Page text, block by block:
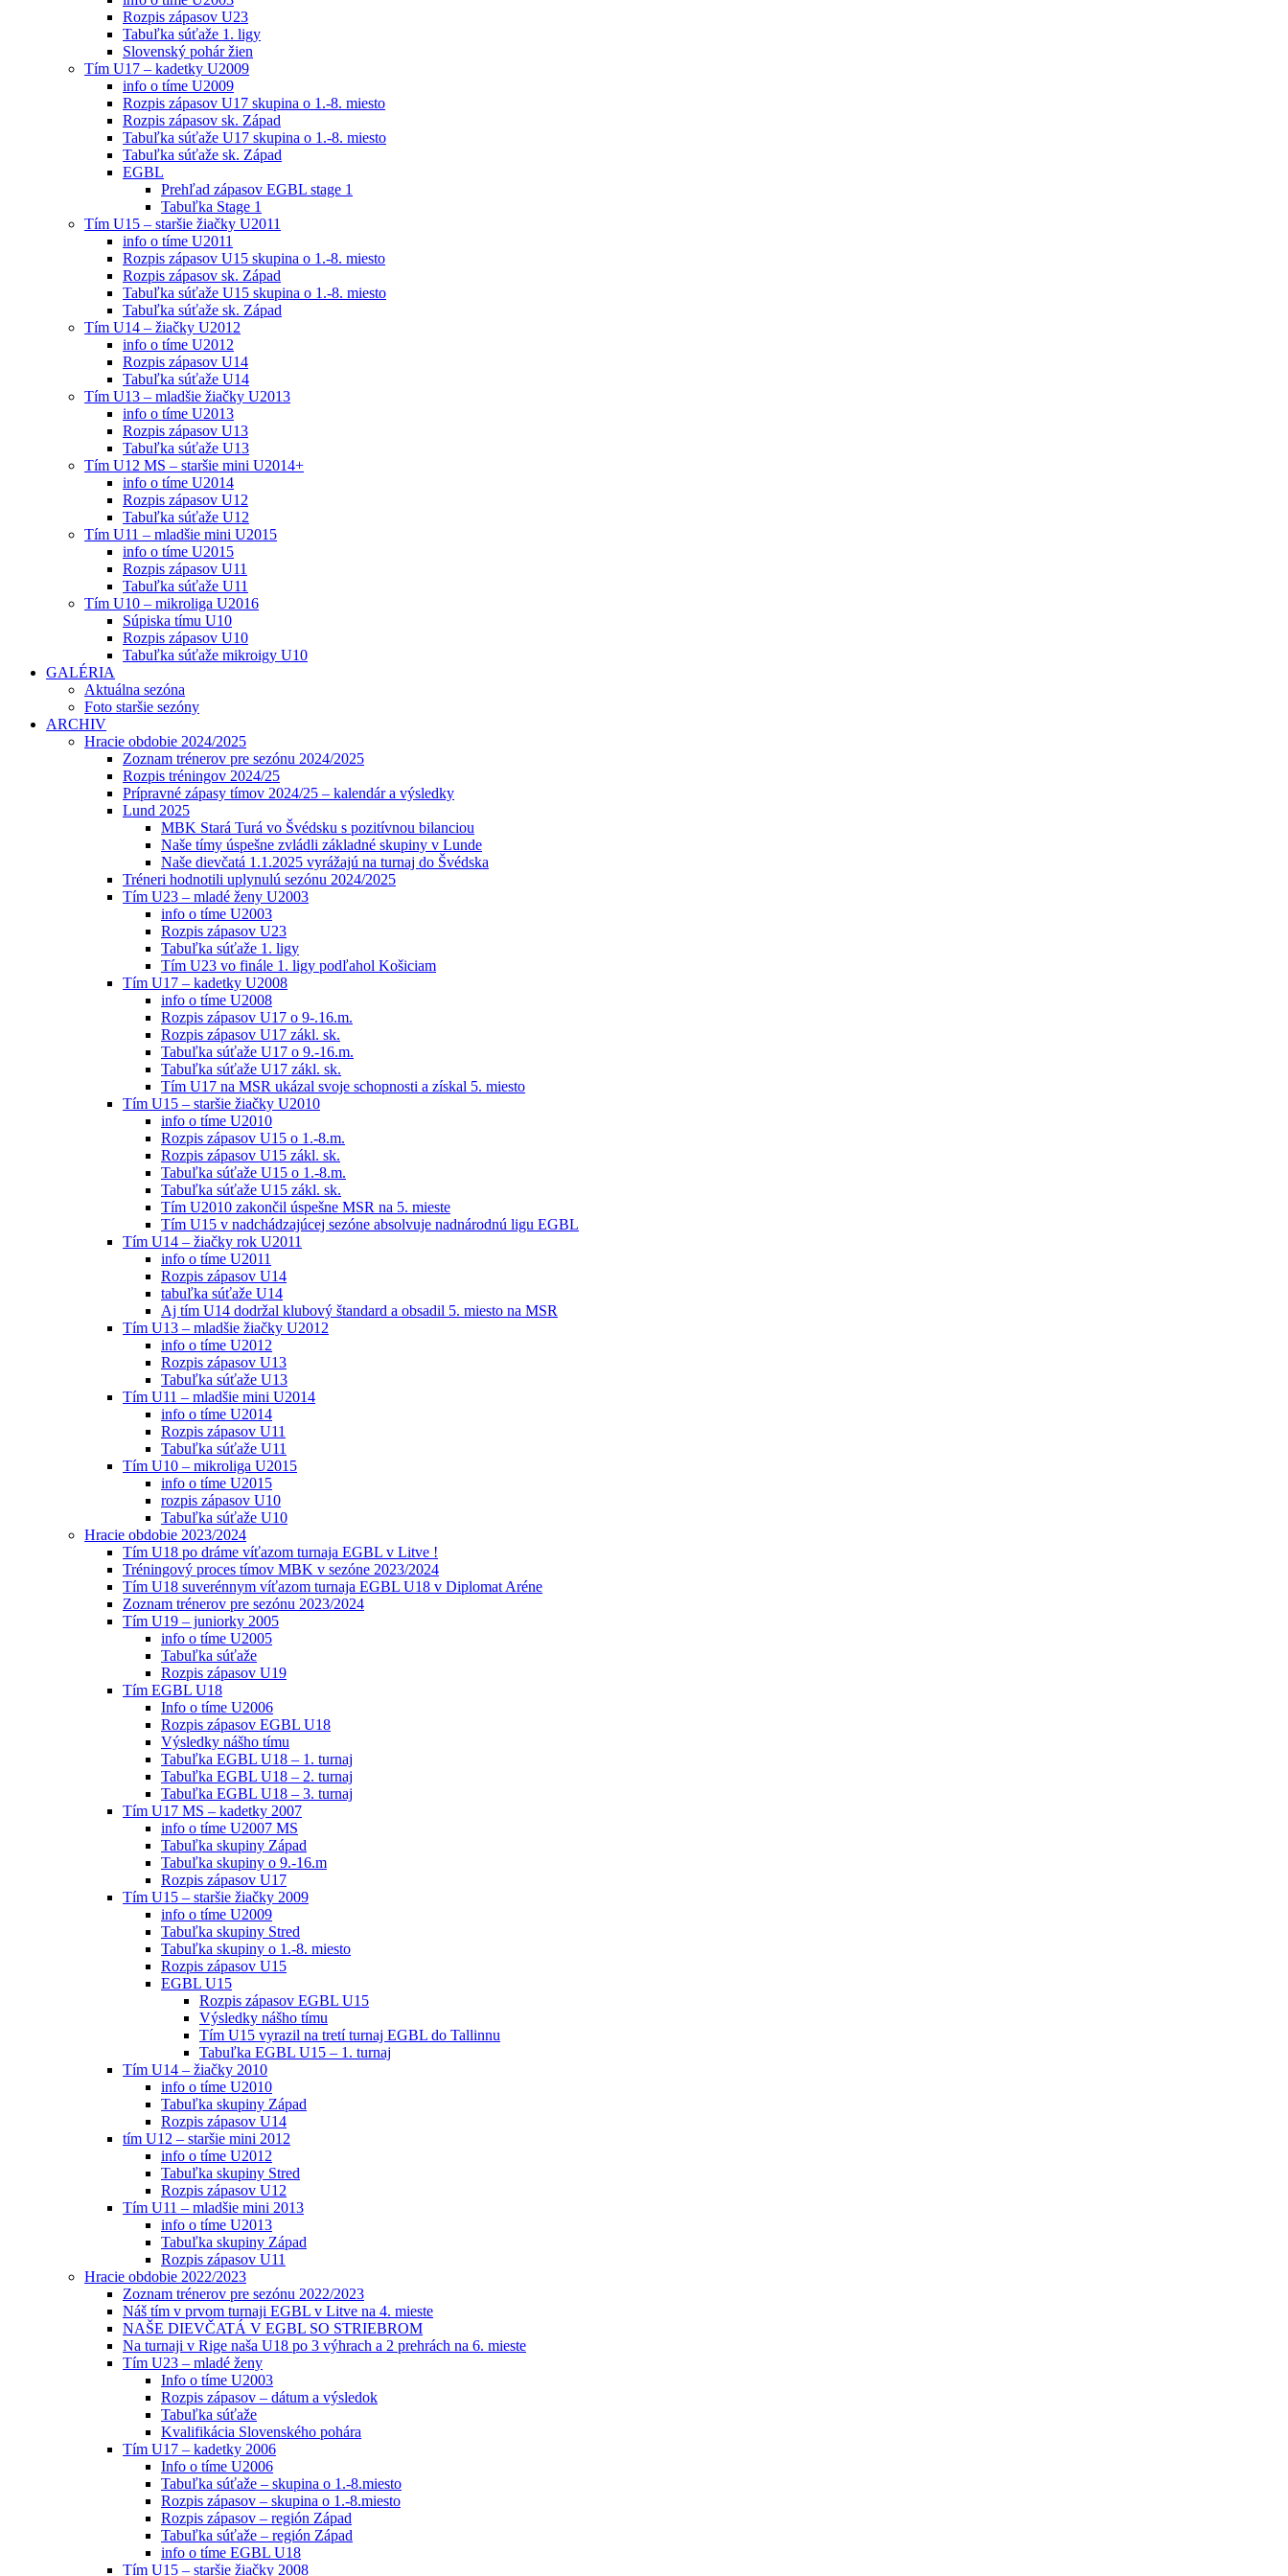
Rozpis zápasov U23
Tabuľka súťaže 1. ligy
Slovenský pohár žien
Tím U17 – kadetky U2009
info o tíme U2009
Rozpis zápasov U17 skupina o 1.-8. miesto
Rozpis zápasov sk. Západ
Tabuľka súťaže U17 skupina o 1.-8. miesto
Tabuľka súťaže sk. Západ
EGBL
Prehľad zápasov EGBL stage 1
Tabuľka Stage 1
Tím U15 – staršie žiačky U2011
info o tíme U2011
Rozpis zápasov U15 skupina o 1.-8. miesto
Rozpis zápasov sk. Západ
Tabuľka súťaže U15 skupina o 1.-8. miesto
Tabuľka súťaže sk. Západ
Tím U14 – žiačky U2012
info o tíme U2012
Rozpis zápasov U14
Tabuľka súťaže U14
Tím U13 – mladšie žiačky U2013
info o tíme U2013
Rozpis zápasov U13
Tabuľka súťaže U13
Tím U12 MS – staršie mini U2014+
info o tíme U2014
Rozpis zápasov U12
Tabuľka súťaže U12
Tím U11 – mladšie mini U2015
info o tíme U2015
Rozpis zápasov U11
Tabuľka súťaže U11
Tím U10 – mikroliga U2016
Súpiska tímu U10
Rozpis zápasov U10
Tabuľka súťaže mikroigy U10
GALÉRIA
Aktuálna sezóna
Foto staršie sezóny
ARCHIV
Hracie obdobie 2024/2025
Zoznam trénerov pre sezónu 2024/2025
Rozpis tréningov 2024/25
Prípravné zápasy tímov 2024/25 – kalendár a výsledky
Lund 2025
MBK Stará Turá vo Švédsku s pozitívnou bilanciou
Naše tímy úspešne zvládli základné skupiny v Lunde
Naše dievčatá 1.1.2025 vyrážajú na turnaj do Švédska
Tréneri hodnotili uplynulú sezónu 2024/2025
Tím U23 – mladé ženy U2003
info o tíme U2003
Rozpis zápasov U23
Tabuľka súťaže 1. ligy
Tím U23 vo finále 1. ligy podľahol Košiciam
Tím U17 – kadetky U2008
info o tíme U2008
Rozpis zápasov U17 o 9-.16.m.
Rozpis zápasov U17 zákl. sk.
Tabuľka súťaže U17 o 9.-16.m.
Tabuľka súťaže U17 zákl. sk.
Tím U17 na MSR ukázal svoje schopnosti a získal 5. miesto
Tím U15 – staršie žiačky U2010
info o tíme U2010
Rozpis zápasov U15 o 1.-8.m.
Rozpis zápasov U15 zákl. sk.
Tabuľka súťaže U15 o 1.-8.m.
Tabuľka súťaže U15 zákl. sk.
Tím U2010 zakončil úspešne MSR na 5. mieste
Tím U15 v nadchádzajúcej sezóne absolvuje nadnárodnú ligu EGBL
Tím U14 – žiačky rok U2011
info o tíme U2011
Rozpis zápasov U14
tabuľka súťaže U14
Aj tím U14 dodržal klubový štandard a obsadil 5. miesto na MSR
Tím U13 – mladšie žiačky U2012
info o tíme U2012
Rozpis zápasov U13
Tabuľka súťaže U13
Tím U11 – mladšie mini U2014
info o tíme U2014
Rozpis zápasov U11
Tabuľka súťaže U11
Tím U10 – mikroliga U2015
info o tíme U2015
rozpis zápasov U10
Tabuľka súťaže U10
Hracie obdobie 2023/2024
Tím U18 po dráme víťazom turnaja EGBL v Litve !
Tréningový proces tímov MBK v sezóne 2023/2024
Tím U18 suverénnym víťazom turnaja EGBL U18 v Diplomat Aréne
Zoznam trénerov pre sezónu 2023/2024
Tím U19 – juniorky 2005
info o tíme U2005
Tabuľka súťaže
Rozpis zápasov U19
Tím EGBL U18
Info o tíme U2006
Rozpis zápasov EGBL U18
Výsledky nášho tímu
Tabuľka EGBL U18 – 1. turnaj
Tabuľka EGBL U18 – 2. turnaj
Tabuľka EGBL U18 – 3. turnaj
Tím U17 MS – kadetky 2007
info o tíme U2007 MS
Tabuľka skupiny Západ
Tabuľka skupiny o 9.-16.m
Rozpis zápasov U17
Tím U15 – staršie žiačky 2009
info o tíme U2009
Tabuľka skupiny Stred
Tabuľka skupiny o 1.-8. miesto
Rozpis zápasov U15
EGBL U15
Rozpis zápasov EGBL U15
Výsledky nášho tímu
Tím U15 vyrazil na tretí turnaj EGBL do Tallinnu
Tabuľka EGBL U15 – 1. turnaj
Tím U14 – žiačky 2010
info o tíme U2010
Tabuľka skupiny Západ
Rozpis zápasov U14
tím U12 – staršie mini 2012
info o tíme U2012
Tabuľka skupiny Stred
Rozpis zápasov U12
Tím U11 – mladšie mini 2013
info o tíme U2013
Tabuľka skupiny Západ
Rozpis zápasov U11
Hracie obdobie 2022/2023
Zoznam trénerov pre sezónu 2022/2023
Náš tím v prvom turnaji EGBL v Litve na 4. mieste
NAŠE DIEVČATÁ V EGBL SO STRIEBROM
Na turnaji v Rige naša U18 po 3 výhrach a 2 prehrách na 6. mieste
Tím U23 – mladé ženy
Info o tíme U2003
Rozpis zápasov – dátum a výsledok
Tabuľka súťaže
Kvalifikácia Slovenského pohára
Tím U17 – kadetky 2006
Info o tíme U2006
Tabuľka súťaže – skupina o 1.-8.miesto
Rozpis zápasov – skupina o 1.-8.miesto
Rozpis zápasov – región Západ
Tabuľka súťaže – región Západ
info o tíme EGBL U18
Tím U15 – staršie žiačky 2008